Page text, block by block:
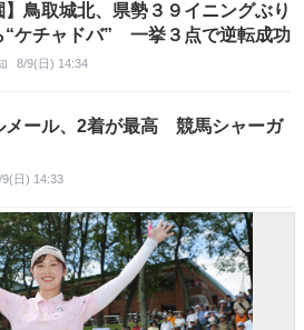
】鳥取城北、県勢３９イニングぶり
“ケチャドバ” 一挙３点で逆転成功
8/9(日) 14:34
メール、2着が最高 競馬シャーガ
9(日) 14:33